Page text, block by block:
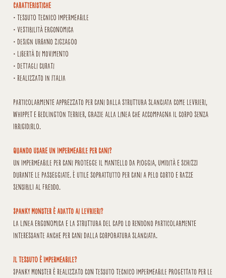
Caratteristiche
• tessuto tecnico impermeabile
• vestibilità ergonomica
• design urbano Zigzagoo
• libertà di movimento
• dettagli curati
• realizzato in Italia
Particolarmente apprezzato per cani dalla struttura slanciata come levrieri,
whippet e bedlington terrier, grazie alla linea che accompagna il corpo senza
irrigidirlo.
Quando usare un impermeabile per cani?
Un impermeabile per cani protegge il mantello da pioggia, umidità e schizzi
durante le passeggiate. È utile soprattutto per cani a pelo corto e razze
sensibili al freddo.
Spanky Monster è adatto ai levrieri?
La linea ergonomica e la struttura del capo lo rendono particolarmente
interessante anche per cani dalla corporatura slanciata.
Il tessuto è impermeabile?
Spanky Monster è realizzato con tessuto tecnico impermeabile progettato per le